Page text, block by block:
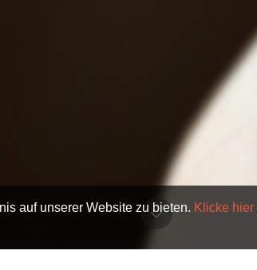
auf unserer Website zu bieten. Klicke hier